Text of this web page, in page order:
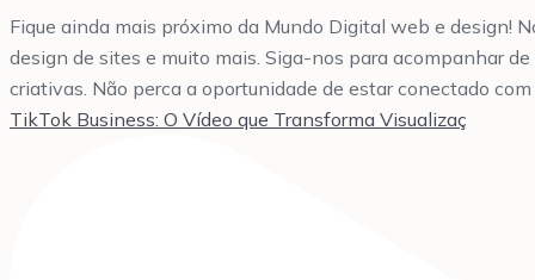
Fique ainda mais próximo da Mundo Digital web e design!
design de sites e muito mais. Siga-nos para acompanhar
criativas. Não perca a oportunidade de estar conectado
TikTok Business: O Vídeo que Transforma Visualizaç